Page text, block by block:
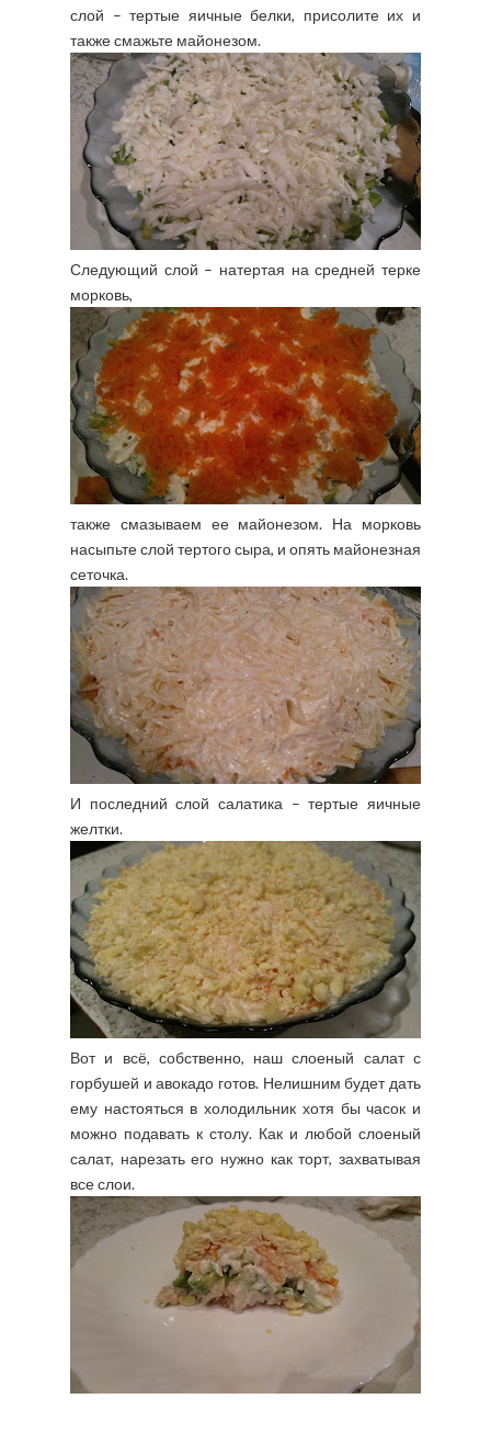
слой – тертые яичные белки, присолите их и
также смажьте майонезом.
Следующий слой – натертая на средней терке
морковь,
также смазываем ее майонезом. На морковь
насыпьте слой тертого сыра, и опять майонезная
сеточка.
И последний слой салатика – тертые яичные
желтки.
Вот и всё, собственно, наш слоеный салат с
горбушей и авокадо готов. Нелишним будет дать
ему настояться в холодильник хотя бы часок и
можно подавать к столу. Как и любой слоеный
салат, нарезать его нужно как торт, захватывая
все слои.